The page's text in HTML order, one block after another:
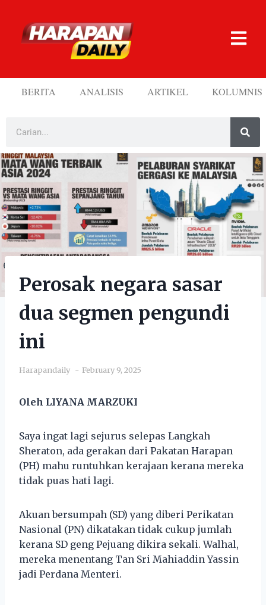
BERITA ANALISIS ARTIKEL KOLUMNIS
Perosak negara sasar
dua segmen pengundi
ini
Harapandaily February 9, 2025
Oleh LIYANA MARZUKI
Saya ingat lagi sejurus selepas Langkah
Sheraton, ada gerakan dari Pakatan Harapan
(PH) mahu runtuhkan kerajaan kerana mereka
tidak puas hati lagi.
Akuan bersumpah (SD) yang diberi Perikatan
Nasional (PN) dikatakan tidak cukup jumlah
kerana SD geng Pejuang dikira sekali. Walhal,
mereka menentang Tan Sri Mahiaddin Yassin
jadi Perdana Menteri.